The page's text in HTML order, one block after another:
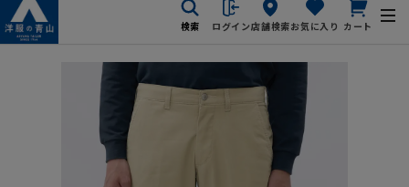
検索 ログイン店舗検索お気に入り カート